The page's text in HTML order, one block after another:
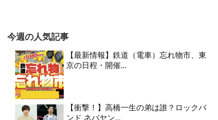
今週の人気記事
【最新情報】鉄道（電車）忘れ物市、東
京の日程・開催...
【衝撃！】高橋一生の弟は誰？ロックバ
ンド ネバヤン...